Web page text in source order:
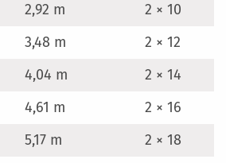
2,92 m
2 × 10
3,48 m
2 × 12
4,04 m
2 × 14
4,61 m
2 × 16
5,17 m
2 × 18